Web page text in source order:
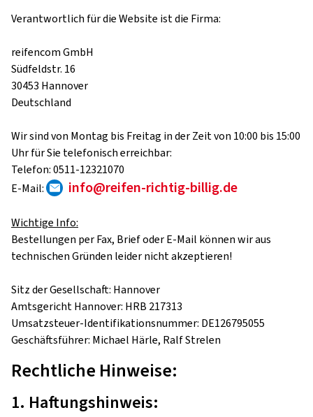
Verantwortlich für die Website ist die Firma:
reifencom GmbH
Südfeldstr. 16
30453 Hannover
Deutschland
Wir sind von Montag bis Freitag in der Zeit von 10:00 bis 15:00
Uhr für Sie telefonisch erreichbar:
Telefon: 0511-12321070
E-Mail:
info@reifen-richtig-billig.de
Wichtige Info:
Bestellungen per Fax, Brief oder E-Mail können wir aus
technischen Gründen leider nicht akzeptieren!
Sitz der Gesellschaft: Hannover
Amtsgericht Hannover: HRB 217313
Umsatzsteuer-Identifikationsnummer: DE126795055
Geschäftsführer: Michael Härle, Ralf Strelen
Rechtliche Hinweise:
1. Haftungshinweis: